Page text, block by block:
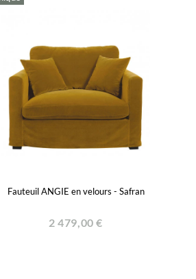
Fauteuil ANGIE en velours - Safran
2 479,00 €